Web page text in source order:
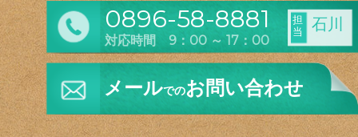
0896-58-8881
対応時間 9：00 ～ 17：00
担
当
石川
メールでのお問い合わせ